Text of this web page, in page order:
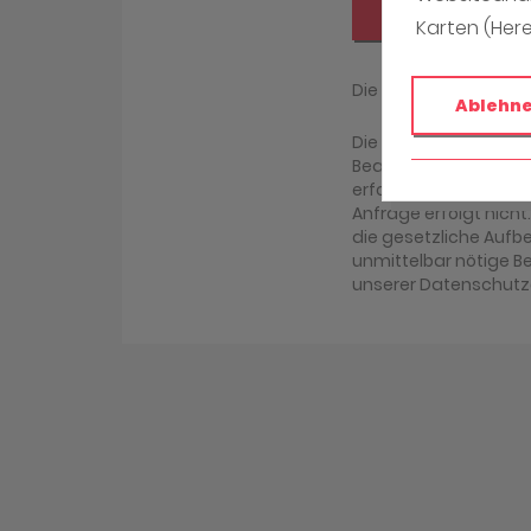
Karten
Absenden
Die mit (*)
Die Daten, die Sie
Bearbeitung Ihrer
erfolgen. Eine
Anfrage erfolgt
die gesetzliche
unmittelbar nötige
unserer